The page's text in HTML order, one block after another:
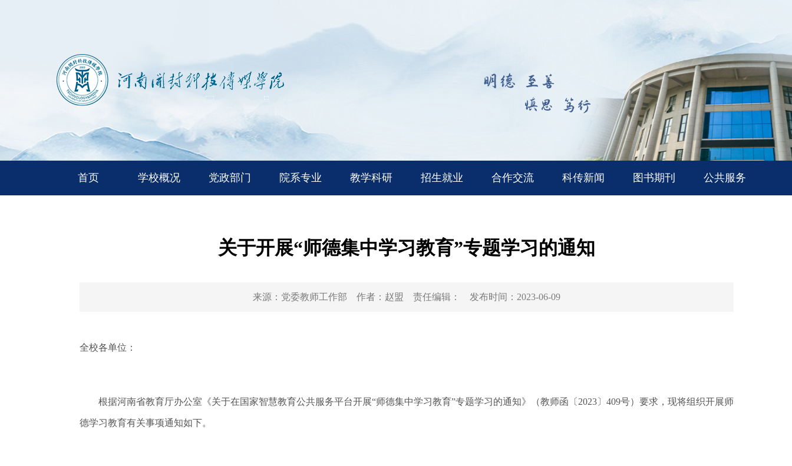
首页 学校概况 党政部门 院系专业 教学科研 招生就业 合作交流 科传新闻 图书期刊 公共服务
关于开展“师德集中学习教育”专题学习的通知
来源： 党委教师工作部 作者： 赵盟 责任编辑： 发布时间： 2023-06-09
全校各单位：
根据河南省教育厅办公室《关于在国家智慧教育公共服务平台开展“师德集中学习教育”专题学习的通知》（教师函〔2023〕409号）要求，现将组织开展师
德学习教育有关事项通知如下。